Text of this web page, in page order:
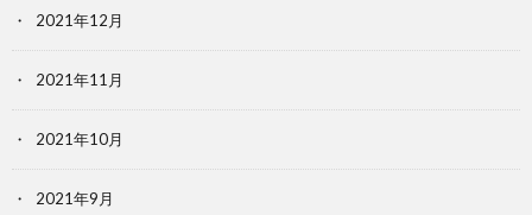
2021年12月
2021年11月
2021年10月
2021年9月